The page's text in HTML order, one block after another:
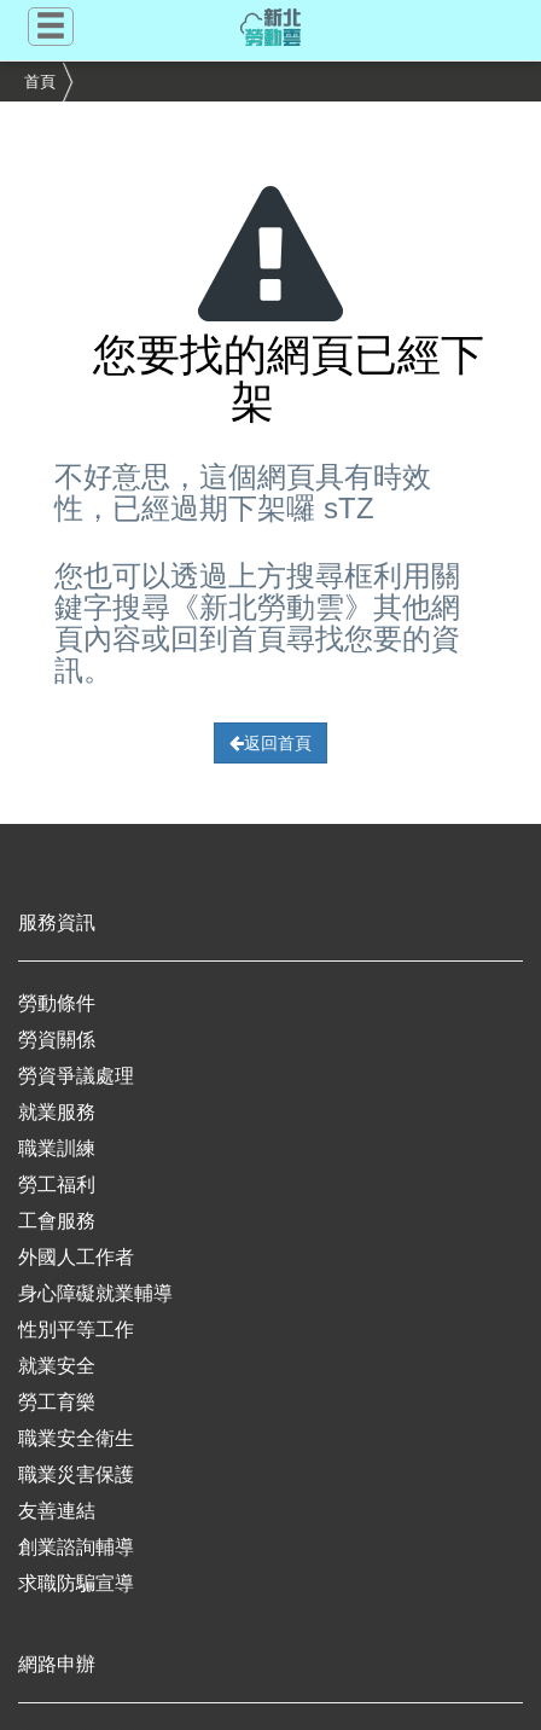
要
首頁
您要找的網頁已經下
架
不好意思，這個網頁具有時效
性，已經過期下架囉 sTZ
您也可以透過上方搜尋框利用關
鍵字搜尋《新北勞動雲》其他網
頁內容或回到首頁尋找您要的資
訊。
返回首頁
服務資訊
勞動條件
勞資關係
勞資爭議處理
就業服務
職業訓練
勞工福利
工會服務
外國人工作者
身心障礙就業輔導
性別平等工作
就業安全
勞工育樂
職業安全衛生
職業災害保護
友善連結
創業諮詢輔導
求職防騙宣導
網路申辦